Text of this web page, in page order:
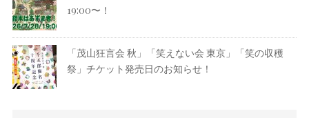
19:00〜！
「茂山狂言会 秋」「笑えない会 東京」「笑の収穫
祭」チケット発売日のお知らせ！